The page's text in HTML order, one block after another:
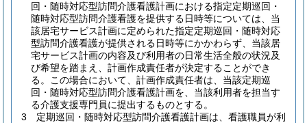
回・随時対応型訪問介護看護計画における指定定期巡回・
随時対応型訪問介護看護を提供する日時等については、当
該居宅サービス計画に定められた指定定期巡回・随時対応
型訪問介護看護が提供される日時等にかかわらず、当該居
宅サービス計画の内容及び利用者の日常生活全般の状況及
び希望を踏まえ、計画作成責任者が決定することができ
る。
この場合において、計画作成責任者は、当該定期巡
回・随時対応型訪問介護看護計画を、当該利用者を担当す
る介護支援専門員に提出するものとする。
3
定期巡回・随時対応型訪問介護看護計画は、看護職員が利